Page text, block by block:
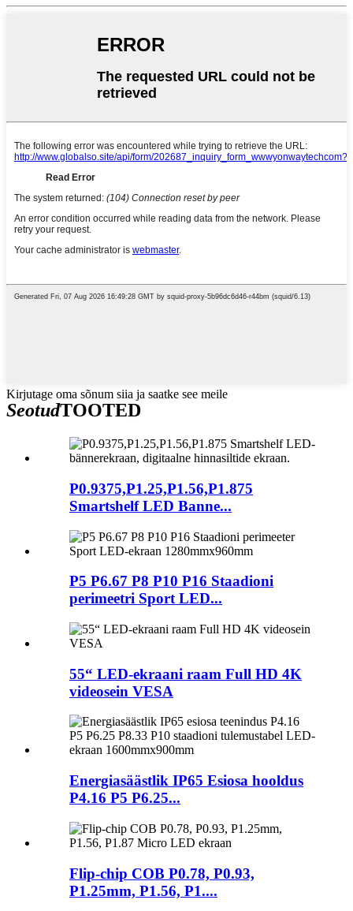
Kirjutage oma sõnum siia ja saatke see meile
SeotudTOOTED
P0.9375,P1.25,P1.56,P1.875
Smartshelf LED Banne...
P5 P6.67 P8 P10 P16 Staadioni
perimeetri Sport LED...
55“ LED-ekraani raam Full HD 4K
videosein VESA
Energiasäästlik IP65 Esiosa hooldus
P4.16 P5 P6.25...
Flip-chip COB P0.78, P0.93,
P1.25mm, P1.56, P1....